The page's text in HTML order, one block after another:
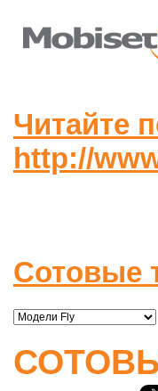
Читайте
http://
Сотовые